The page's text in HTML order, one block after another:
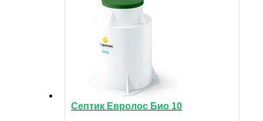
Септик Евролос Био 10